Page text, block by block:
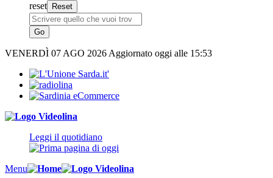
reset
VENERDÌ 07 AGO 2026 Aggiornato oggi alle 15:53
Leggi il quotidiano
Menu